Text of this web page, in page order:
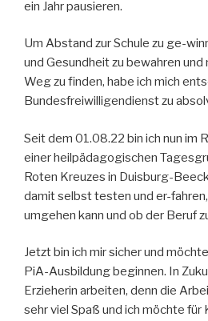
ein Jahr pausieren.
Um Abstand zur Schule zu ge-
und Gesundheit zu bewahren
Weg zu finden, habe ich mich
Bundesfreiwilligendienst zu
Seit dem 01.08.22 bin ich nun im
einer heilpädagogischen
Roten Kreuzes in Duisburg-
damit selbst testen und er-
umgehen kann und ob der Beruf
Jetzt bin ich mir sicher und
PiA-Ausbildung beginnen. In
Erzieherin arbeiten, denn die
sehr viel Spaß und ich möchte für